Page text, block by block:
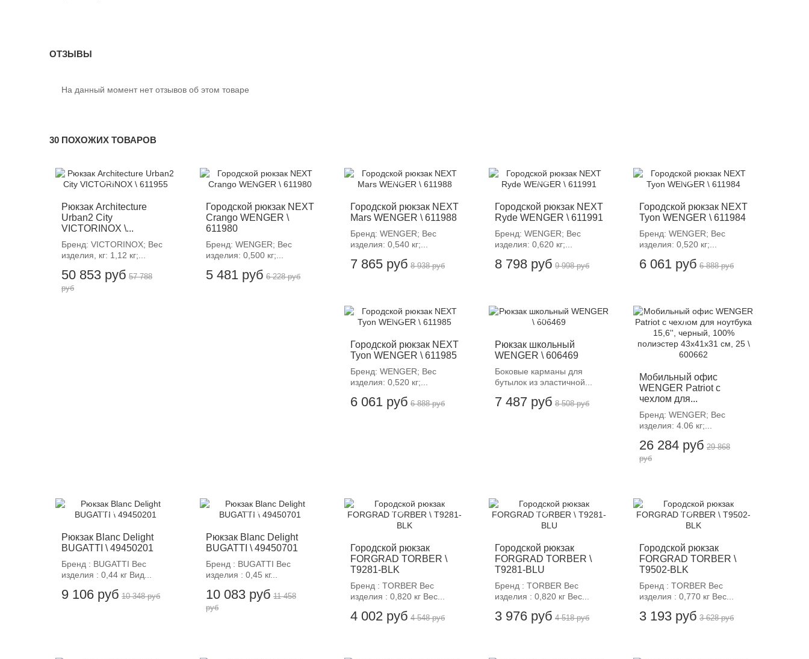
ОТЗЫВЫ
На данный момент нет отзывов об этом товаре
30 ПОХОЖИХ ТОВАРОВ
Рюкзак Architecture
Urban2 City
VICTORINOX \...
Бренд: VICTORINOX; Вес
изделия, кг: 1,12 кг;...
50 853 руб
-12%
57 788
руб
Городской рюкзак NEXT
Crango WENGER \
611980
Бренд: WENGER; Вес
изделия: 0,500 кг;...
5 481 руб
-12%
6 228 руб
Городской рюкзак NEXT
Mars WENGER \ 611988
Бренд: WENGER; Вес
изделия: 0,540 кг;...
7 865 руб
-12%
8 938 руб
Городской рюкзак NEXT
Ryde WENGER \ 611991
Бренд: WENGER; Вес
изделия: 0,620 кг;...
8 798 руб
-12%
9 998 руб
Городской рюкзак NEXT
Tyon WENGER \ 611984
Бренд: WENGER; Вес
изделия: 0,520 кг;...
6 061 руб
-12%
6 888 руб
Городской рюкзак NEXT
Tyon WENGER \ 611985
Бренд: WENGER; Вес
изделия: 0,520 кг;...
6 061 руб
-12%
6 888 руб
Рюкзак школьный
WENGER \ 606469
Боковые карманы для
бутылок из эластичной...
7 487 руб
-12%
8 508 руб
Мобильный офис
WENGER Patriot с
чехлом для...
Бренд: WENGER; Вес
изделия: 4.06 кг;...
26 284 руб 29 868
руб
Рюкзак Blanc Delight
BUGATTI \ 49450201
Бренд : BUGATTI Вес
изделия : 0,44 кг Вид...
9 106 руб
-12%
10 348 руб
Рюкзак Blanc Delight
BUGATTI \ 49450701
Бренд : BUGATTI Вес
изделия : 0,45 кг...
10 083 руб
-12%
11 458
руб
Городской рюкзак
FORGRAD TORBER \
T9281-BLK
Бренд : TORBER Вес
изделия : 0,820 кг Вес...
4 002 руб
-12%
4 548 руб
Городской рюкзак
FORGRAD TORBER \
T9281-BLU
Бренд : TORBER Вес
изделия : 0,820 кг Вес...
3 976 руб
-12%
4 518 руб
Городской рюкзак
FORGRAD TORBER \
T9502-BLK
Бренд : TORBER Вес
изделия : 0,770 кг Вес...
3 193 руб
-12%
3 628 руб